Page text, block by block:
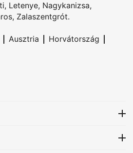
, Letenye, Nagykanizsa,
, Zalaszentgrót.
| Ausztria | Horvátország |